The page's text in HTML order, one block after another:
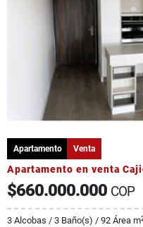
Apartamento Venta
Apartamento en venta
$660.000.000 COP
3 Alcobas / 3 Baño(s) / 92 Área m